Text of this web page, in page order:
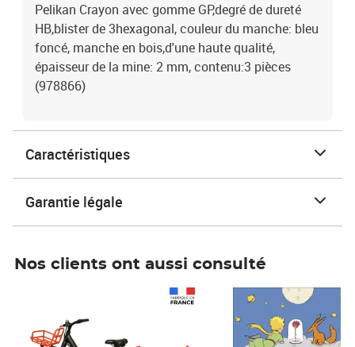
Pelikan Crayon avec gomme GP,degré de dureté
HB,blister de 3hexagonal, couleur du manche: bleu
foncé, manche en bois,d'une haute qualité,
épaisseur de la mine: 2 mm, contenu:3 pièces
(978866)
Caractéristiques
Garantie légale
Nos clients ont aussi consulté
Prix 7,50€